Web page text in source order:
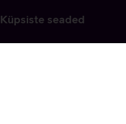
Küpsiste seaded